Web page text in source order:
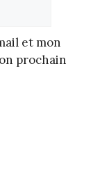
et mon
prochain